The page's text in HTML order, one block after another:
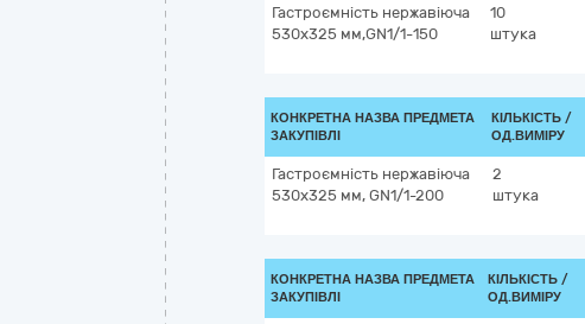
Гастроємність нержавіюча
530x325 мм,GN1/1-150
10
штука
КОНКРЕТНА НАЗВА ПРЕДМЕТА
ЗАКУПІВЛІ
КІЛЬКІСТЬ /
ОД.ВИМІРУ
Гастроємність нержавіюча
530x325 мм, GN1/1-200
2
штука
КОНКРЕТНА НАЗВА ПРЕДМЕТА
ЗАКУПІВЛІ
КІЛЬКІСТЬ /
ОД.ВИМІРУ